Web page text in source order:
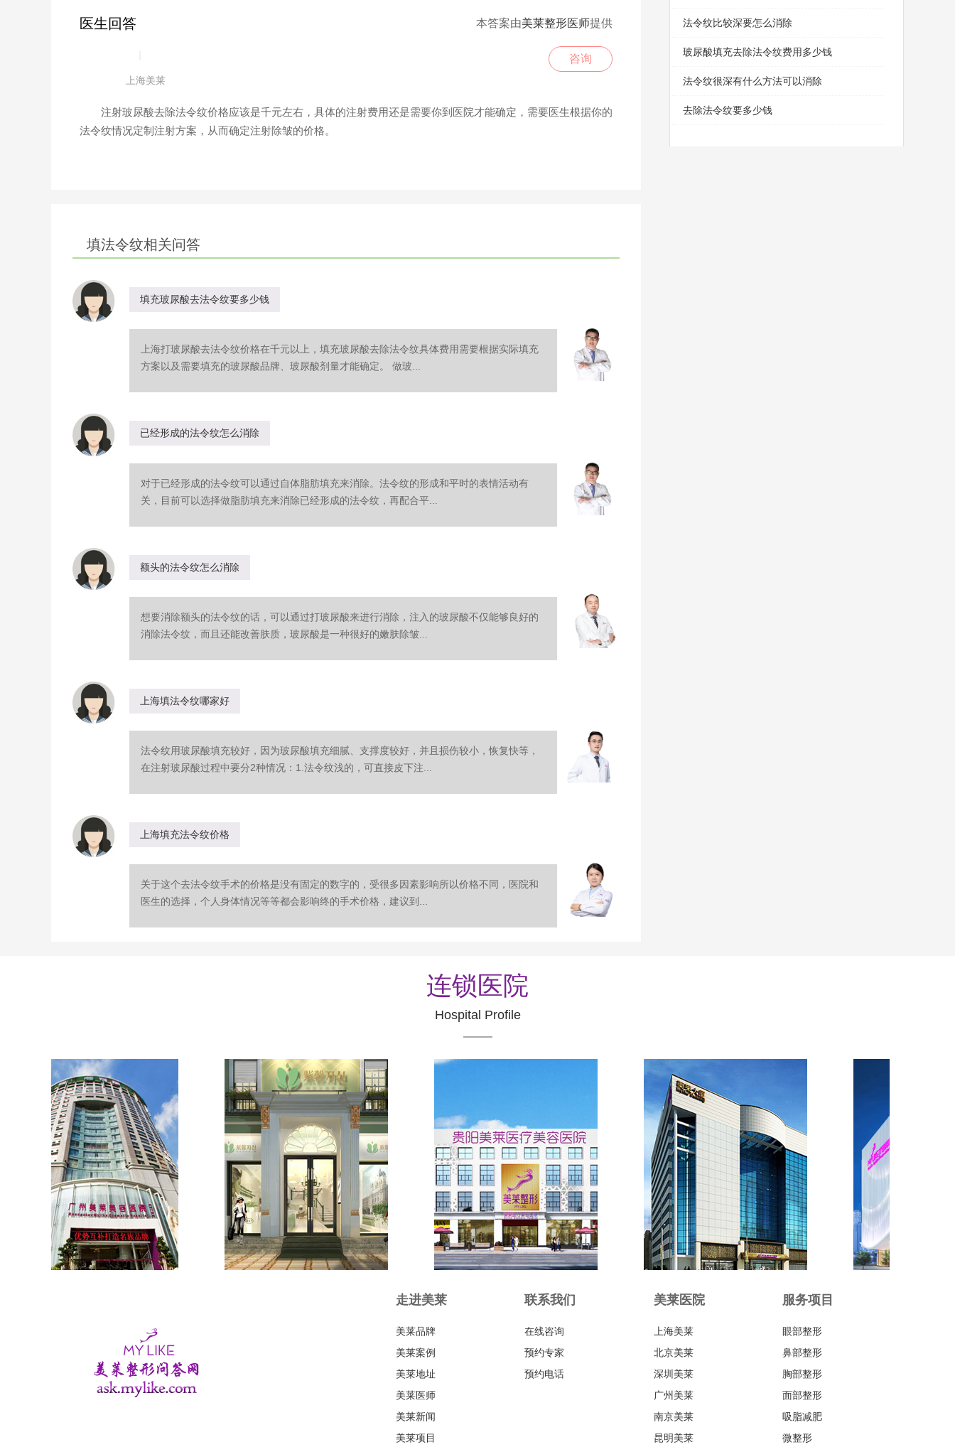
医生回答 本答案由美莱整形医师提供
上海美莱
咨询
注射玻尿酸去除法令纹价格应该是千元左右，具体的注射费用还是需要你到医院才能确定，需要医生根据你的
法令纹情况定制注射方案，从而确定注射除皱的价格。
法令纹比较深要怎么消除
玻尿酸填充去除法令纹费用多少钱
法令纹很深有什么方法可以消除
去除法令纹要多少钱
填法令纹相关问答
填充玻尿酸去法令纹要多少钱
上海打玻尿酸去法令纹价格在千元以上，填充玻尿酸去除法令纹具体费用需要根据实际填充
方案以及需要填充的玻尿酸品牌、玻尿酸剂量才能确定。 做玻...
已经形成的法令纹怎么消除
对于已经形成的法令纹可以通过自体脂肪填充来消除。法令纹的形成和平时的表情活动有
关，目前可以选择做脂肪填充来消除已经形成的法令纹，再配合平...
额头的法令纹怎么消除
想要消除额头的法令纹的话，可以通过打玻尿酸来进行消除，注入的玻尿酸不仅能够良好的
消除法令纹，而且还能改善肤质，玻尿酸是一种很好的嫩肤除皱...
上海填法令纹哪家好
法令纹用玻尿酸填充较好，因为玻尿酸填充细腻、支撑度较好，并且损伤较小，恢复快等，
在注射玻尿酸过程中要分2种情况：1.法令纹浅的，可直接皮下注...
上海填充法令纹价格
关于这个去法令纹手术的价格是没有固定的数字的，受很多因素影响所以价格不同，医院和
医生的选择，个人身体情况等等都会影响终的手术价格，建议到...
连锁医院
Hospital Profile
走进美莱
美莱品牌
美莱案例
美莱地址
美莱医师
美莱新闻
美莱项目
联系我们
在线咨询
预约专家
预约电话
美莱医院
上海美莱
北京美莱
深圳美莱
广州美莱
南京美莱
昆明美莱
服务项目
眼部整形
鼻部整形
胸部整形
面部整形
吸脂减肥
微整形